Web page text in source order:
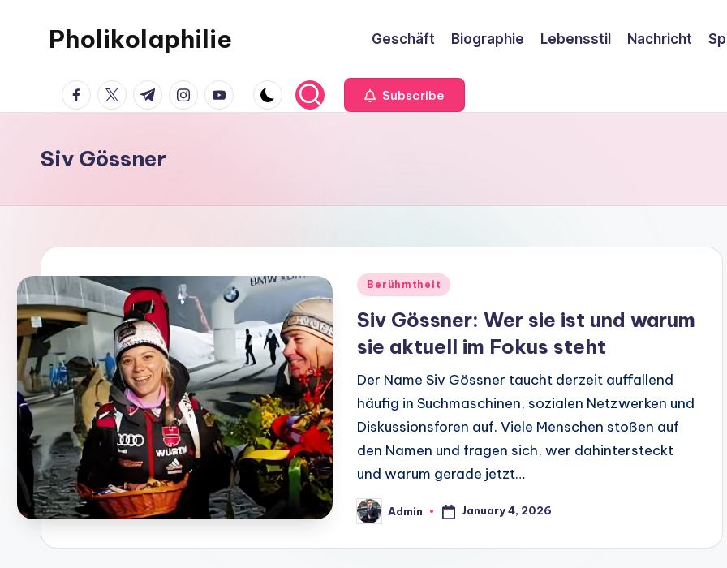
Pholikolaphilie Geschäft Biographie Lebensstil Nachricht
Subscribe
Siv Gössner
Berühmtheit
Siv Gössner: Wer sie ist und warum
sie aktuell im Fokus steht
Der Name Siv Gössner taucht derzeit auffallend
häufig in Suchmaschinen, sozialen Netzwerken und
Diskussionsforen auf. Viele Menschen stoßen auf
den Namen und fragen sich, wer dahintersteckt
und warum gerade jetzt…
Admin January 4, 2026